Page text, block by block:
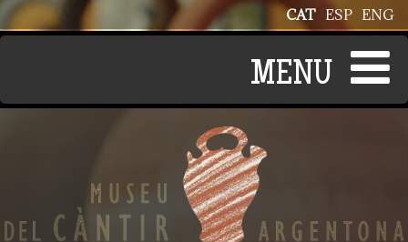
Vés al contingut ENG
ESP
CAT